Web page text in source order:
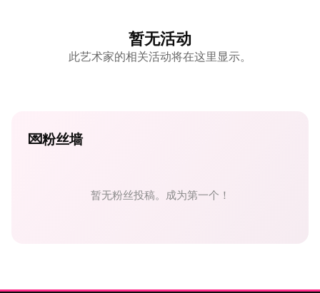
暂无活动
此艺术家的相关活动将在这里显示。
💌粉丝墙
暂无粉丝投稿。成为第一个！